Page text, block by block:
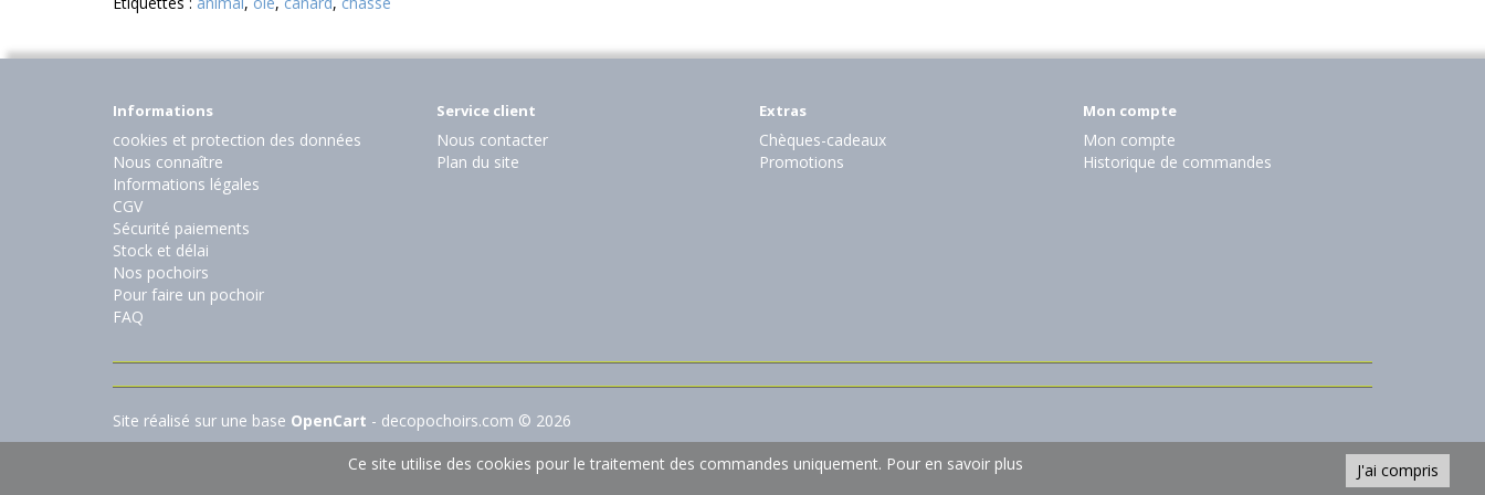
Informations
cookies et protection des données
Nous connaître
Informations légales
CGV
Sécurité paiements
Stock et délai
Nos pochoirs
Pour faire un pochoir
FAQ
Service client
Nous contacter
Plan du site
Extras
Chèques-cadeaux
Promotions
Mon compte
Mon compte
Historique de commandes
Site réalisé sur une base OpenCart - decopochoirs.com © 2026
J'ai compris
Ce site utilise des cookies pour le traitement des commandes uniquement. Pour en savoir plus